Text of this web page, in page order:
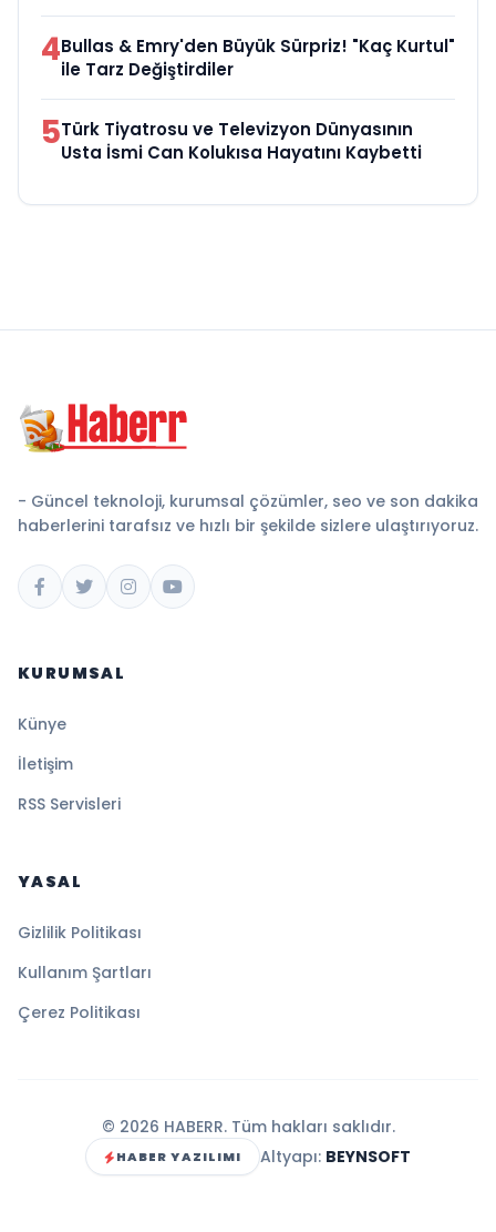
4Bullas & Emry'den Büyük Sürpriz! "Kaç Kurtul"
ile Tarz Değiştirdiler
5Türk Tiyatrosu ve Televizyon Dünyasının
Usta İsmi Can Kolukısa Hayatını Kaybetti
- Güncel teknoloji, kurumsal çözümler, seo ve son dakika
haberlerini tarafsız ve hızlı bir şekilde sizlere ulaştırıyoruz.
KURUMSAL
Künye
İletişim
RSS Servisleri
YASAL
Gizlilik Politikası
Kullanım Şartları
Çerez Politikası
© 2026 HABERR. Tüm hakları saklıdır.
HABER YAZILIMI Altyapı: BEYNSOFT